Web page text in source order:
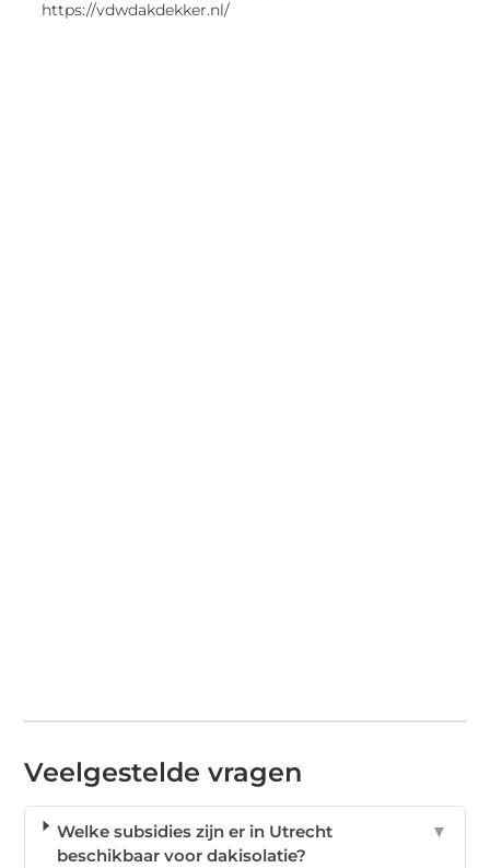
https://vdwdakdekker.nl/
Veelgestelde vragen
Welke subsidies zijn er in Utrecht
beschikbaar voor dakisolatie?
▼